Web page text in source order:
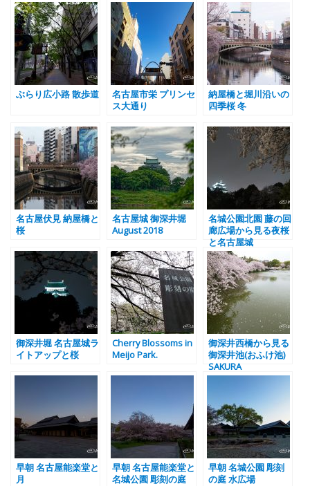
ぶらり広小路 散歩道
名古屋市栄 プリンセ
ス大通り
納屋橋と堀川沿いの
四季桜 冬
名古屋伏見 納屋橋と
桜
名古屋城 御深井堀
August 2018
名城公園北園 藤の回
廊広場から見る夜桜
と名古屋城
御深井堀 名古屋城ラ
イトアップと桜
Cherry Blossoms in
Meijo Park.
御深井西橋から見る
御深井池(おふけ池)
SAKURA
早朝 名古屋能楽堂と
月
早朝 名古屋能楽堂と
名城公園 彫刻の庭
早朝 名城公園 彫刻
の庭 水広場